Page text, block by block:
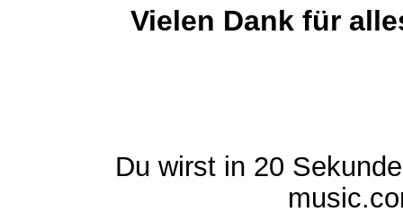
Vielen Dank für
Du wirst in 20